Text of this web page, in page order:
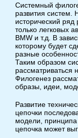
Системный
развития систем.
исторический
только легковых
BMW и т.д. В
которому будет
разные
Таким образом
рассматриваться
Филогенез
образы, идеи,
Развитие
цепочки
модели, принципа
цепочка может